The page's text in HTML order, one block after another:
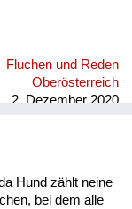
Fluchen und Reden
Oberösterreich
2. Dezember 2020
Hund zählt neine
bei dem alle